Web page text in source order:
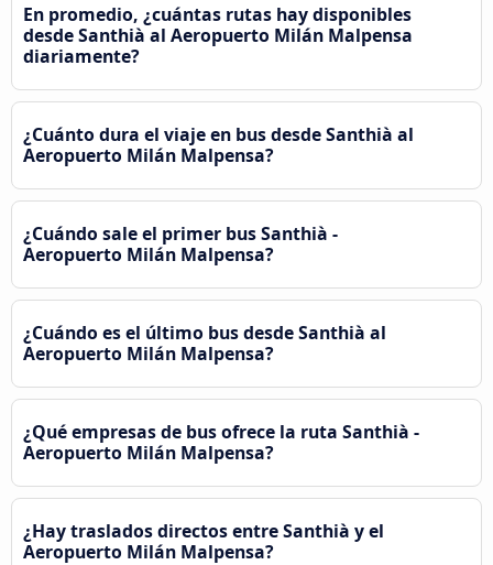
En promedio, ¿cuántas rutas hay disponibles
desde Santhià al Aeropuerto Milán Malpensa
diariamente?
¿Cuánto dura el viaje en bus desde Santhià al
Aeropuerto Milán Malpensa?
¿Cuándo sale el primer bus Santhià -
Aeropuerto Milán Malpensa?
¿Cuándo es el último bus desde Santhià al
Aeropuerto Milán Malpensa?
¿Qué empresas de bus ofrece la ruta Santhià -
Aeropuerto Milán Malpensa?
¿Hay traslados directos entre Santhià y el
Aeropuerto Milán Malpensa?